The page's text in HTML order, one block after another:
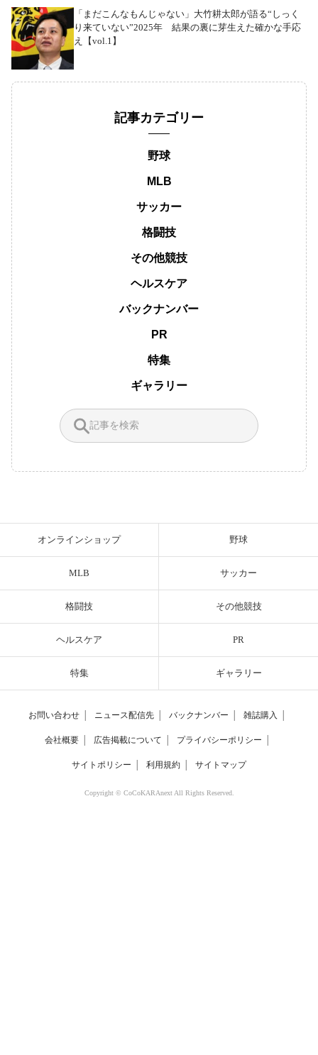
「まだこんなもんじゃない」大竹耕太郎が語る“しっく
り来ていない”2025年 結果の裏に芽生えた確かな手応
え【vol.1】
記事カテゴリー
野球
MLB
サッカー
格闘技
その他競技
ヘルスケア
バックナンバー
PR
特集
ギャラリー
オンラインショップ 野球
MLB サッカー
格闘技 その他競技
ヘルスケア PR
特集 ギャラリー
お問い合わせ ニュース配信先 バックナンバー 雑誌購入
会社概要 広告掲載について プライバシーポリシー
サイトポリシー 利用規約 サイトマップ
Copyright © CoCoKARAnext All Rights Reserved.